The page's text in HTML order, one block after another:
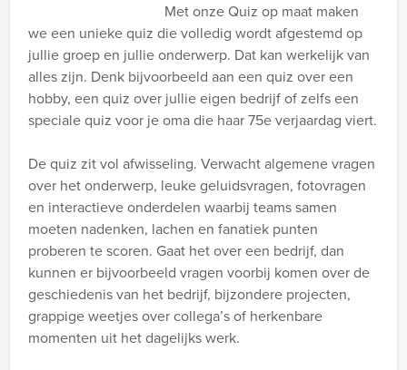
Met onze Quiz op maat maken
we een unieke quiz die volledig wordt afgestemd op
jullie groep en jullie onderwerp. Dat kan werkelijk van
alles zijn. Denk bijvoorbeeld aan een quiz over een
hobby, een quiz over jullie eigen bedrijf of zelfs een
speciale quiz voor je oma die haar 75e verjaardag viert.
De quiz zit vol afwisseling. Verwacht algemene vragen
over het onderwerp, leuke geluidsvragen, fotovragen
en interactieve onderdelen waarbij teams samen
moeten nadenken, lachen en fanatiek punten
proberen te scoren. Gaat het over een bedrijf, dan
kunnen er bijvoorbeeld vragen voorbij komen over de
geschiedenis van het bedrijf, bijzondere projecten,
grappige weetjes over collega’s of herkenbare
momenten uit het dagelijks werk.